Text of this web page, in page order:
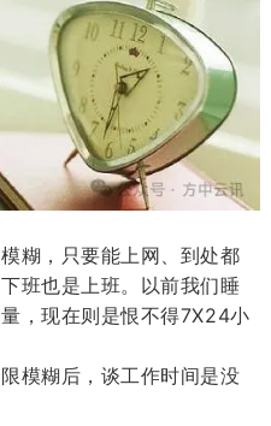
糊，只要能上网、到处都
班也是上班。以前我们睡
，现在则是恨不得7X24小
模糊后，谈工作时间是没